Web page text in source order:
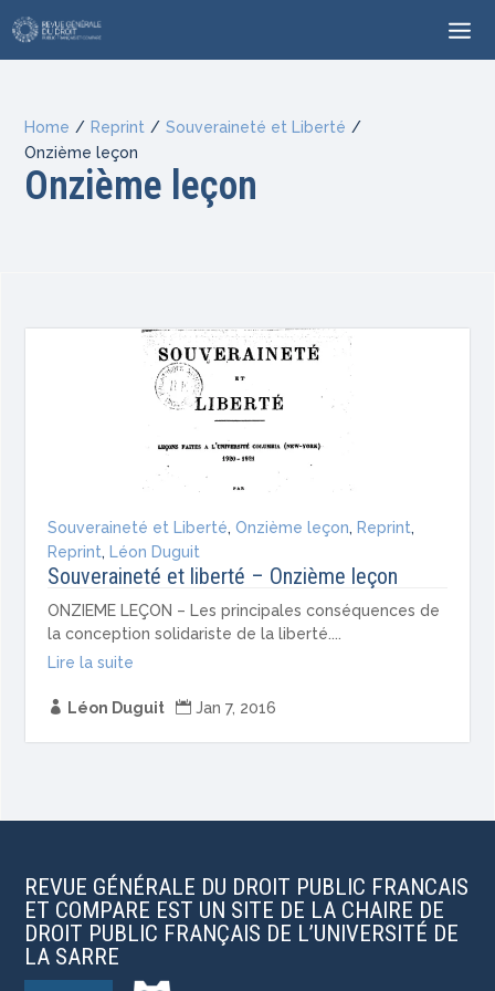
Home / Reprint / Souveraineté et Liberté /
Onzième leçon
Onzième leçon
Souveraineté et Liberté,Onzième leçon, Reprint,
Reprint, Léon Duguit
Souveraineté et liberté – Onzième leçon
ONZIEME LEÇON – Les principales conséquences de
la conception solidariste de la liberté....
Lire la suite
 Léon Duguit  Jan 7, 2016
REVUE GÉNÉRALE DU DROIT PUBLIC FRANCAIS
ET COMPARE EST UN SITE DE LA CHAIRE DE
DROIT PUBLIC FRANÇAIS DE L’UNIVERSITÉ DE
LA SARRE